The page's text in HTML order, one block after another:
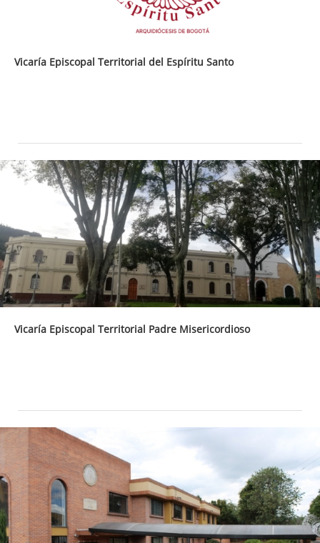
Vicaría Episcopal Territorial del Espíritu Santo
Vicaría Episcopal Territorial Padre Misericordioso